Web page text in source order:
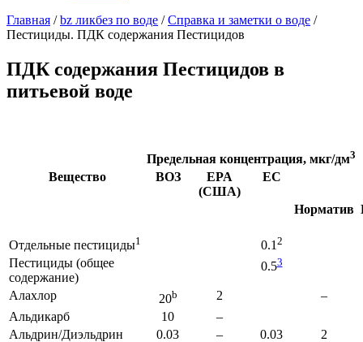
Главная /bz ликбез по воде /Справка и заметки о воде /
Пестициды. ПДК содержания Пестицидов
ПДК содержания Пестицидов в
питьевой воде
Предельная концентрация, мкг/дм3
Вещество ВОЗ
EPA
(США)
ЕС
Норматив
Отдельные пестициды1 0.1 2
Пестициды (общее
содержание)
0.53
Алахлор 20b 2
–
Альдикарб
10
–
Альдрин/Диэльдрин
0.03 – 0.03 2